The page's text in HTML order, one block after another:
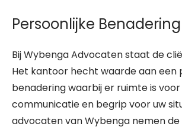
Persoonlijke Benadering
Bij Wybenga Advocaten staat de
Het kantoor hecht waarde aan een
benadering waarbij er ruimte is
communicatie en begrip voor uw
advocaten van Wybenga nemen de